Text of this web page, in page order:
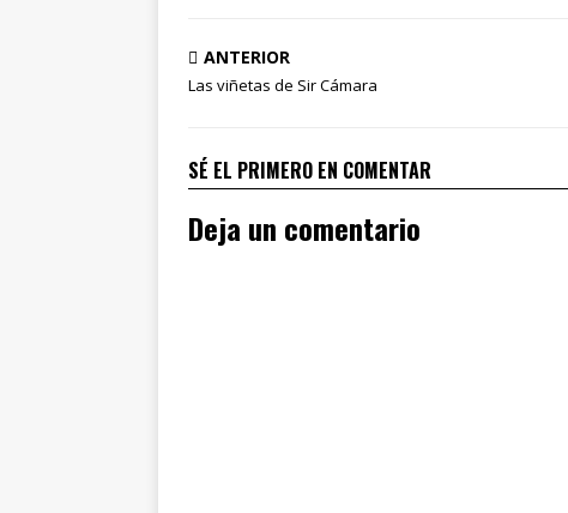
ANTERIOR
Las viñetas de Sir Cámara
SÉ EL PRIMERO EN COMENTAR
Deja un comentario